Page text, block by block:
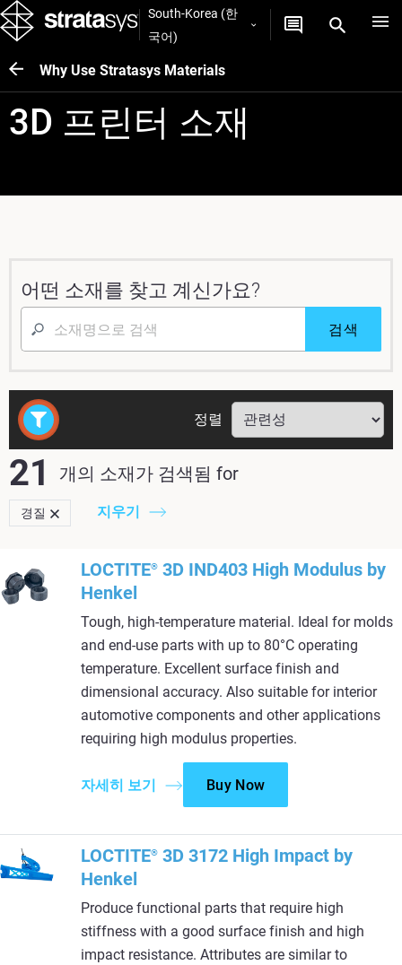
South-Korea (한
국어)
Why Use Stratasys Materials
3D 프린터 소재
어떤 소재를 찾고 계신가요?
검색
21 개의 소재가 검색됨 for
경질 지우기
정렬
LOCTITE® 3D IND403 High Modulus by
Henkel
Tough, high-temperature material. Ideal for molds
and end-use parts with up to 80°C operating
temperature. Excellent surface finish and
dimensional accuracy. Also suitable for interior
automotive components and other applications
requiring high modulus properties.
자세히 보기 Buy Now
LOCTITE® 3D 3172 High Impact by
Henkel
Produce functional parts that require high
stiffness with a good surface finish and high
impact resistance. Attributes are similar to